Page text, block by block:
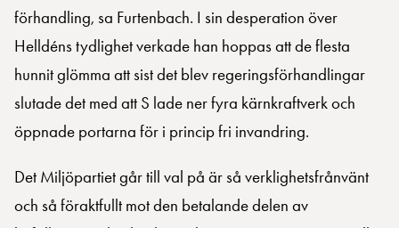
förhandling, sa Furtenbach. I sin desperation över
Helldéns tydlighet verkade han hoppas att de flesta
hunnit glömma att sist det blev regeringsförhandlingar
slutade det med att S lade ner fyra kärnkraftverk och
öppnade portarna för i princip fri invandring.
Det Miljöpartiet går till val på är så verklighetsfrånvänt
och så föraktfullt mot den betalande delen av